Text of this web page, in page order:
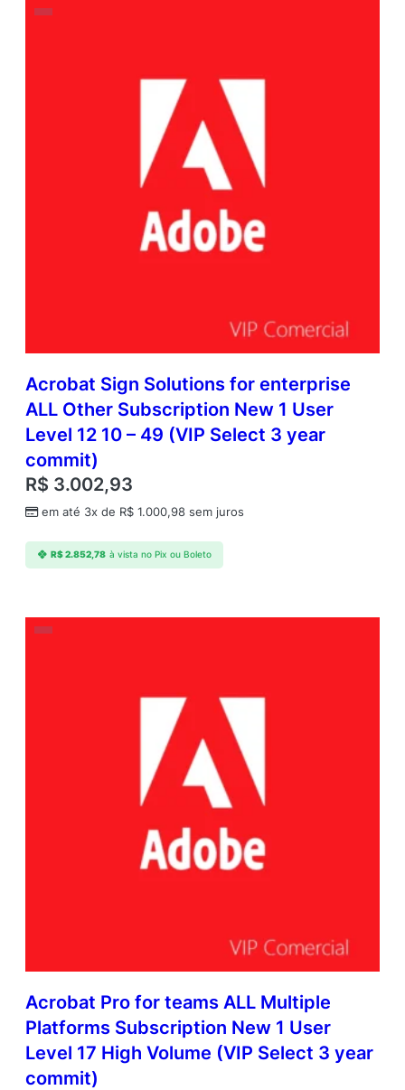
Acrobat Sign Solutions for enterprise
ALL Other Subscription New 1 User
Level 12 10 – 49 (VIP Select 3 year
commit)
R$ 3.002,93
em até 3x de R$ 1.000,98 sem juros
R$2.852,78 à vista no Pix ou Boleto
Acrobat Pro for teams ALL Multiple
Platforms Subscription New 1 User
Level 17 High Volume (VIP Select 3 year
commit)